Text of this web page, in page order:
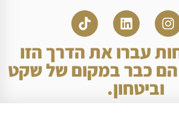
עברו את הדרך הזו
הם כבר במקום של שקט
וביטחון.